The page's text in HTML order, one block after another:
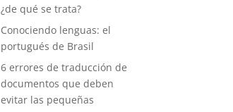
¿de qué se trata?
Conociendo lenguas: el
portugués de Brasil
6 errores de traducción de
documentos que deben
evitar las pequeñas